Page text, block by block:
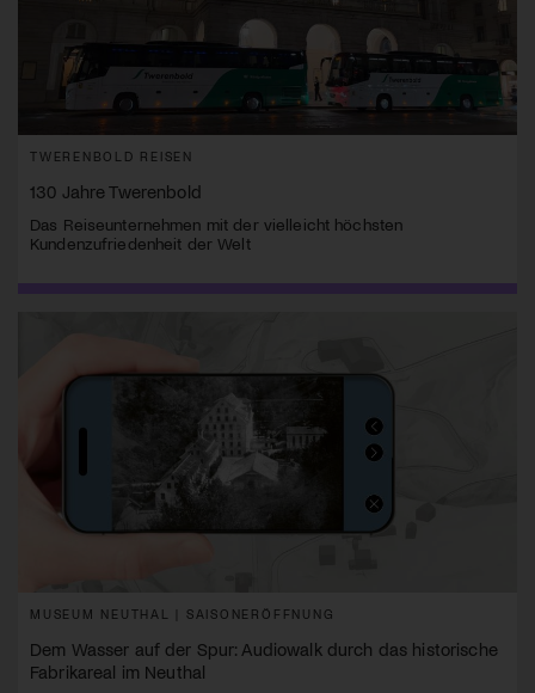
TWERENBOLD REISEN
130 Jahre Twerenbold
Das Reiseunternehmen mit der vielleicht höchsten
Kundenzufriedenheit der Welt
MUSEUM NEUTHAL | SAISONERÖFFNUNG
Dem Wasser auf der Spur: Audiowalk durch das historische
Fabrikareal im Neuthal